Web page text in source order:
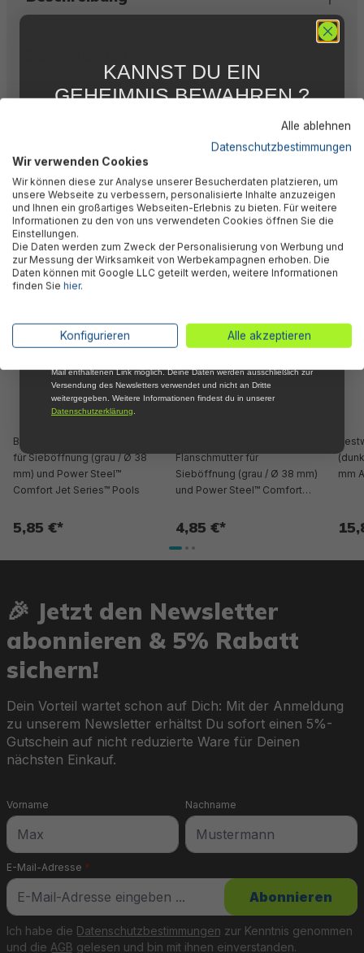
Herstellerinformation
Kunden kauften auch
Bestway® Ersatzteil Dichtung
für Sieböffnung (grau / Ø 38
mm) und Power Steel™
Comfort Jet Series™ Pools
5,85 €*
Flanschmutter für
Sieböffnung (grau / Ø 38 mm)
und Power Steel™ Comfort
4,85 €*
mm
🎉 Jetzt den Newsletter
abonnieren & 5% Rabatt
sichern!
Dein Vorteil wartet schon auf Dich: Mit der Anmeldung
zu unserem Newsletter erhältst Du sofort einen 5%-
Gutschein auf nicht reduzierte Ware für Deinen
nächsten Einkauf.
E-Mail-Adresse *
Vorname Nachname
Ich habe die Datenschutzbestimmungen zur Kenntnis genommen
und die AGB gelesen und bin mit ihnen einverstanden.
Abonnieren
Alle ablehnen
Datenschutzbestimmungen
Wir verwenden Cookies
Wir können diese zur Analyse unserer Besucherdaten platzieren, um
unsere Webseite zu verbessern, personalisierte Inhalte anzuzeigen
und Ihnen ein großartiges Webseiten-Erlebnis zu bieten. Für weitere
Informationen zu den von uns verwendeten Cookies öffnen Sie die
Einstellungen.
Die Daten werden zum Zweck der Personalisierung von Werbung und
zur Messung der Wirksamkeit von Werbekampagnen erhoben. Die
Daten können mit Google LLC geteilt werden, weitere Informationen
finden Sie hier.
Konfigurieren Alle akzeptieren
KANNST DU EIN
GEHEIMNIS BEWAHREN ?
FÜR DICH
Abonniere jetzt unseren kostenlosen
Newsletter, verpasse keine Neuigkeiten und
Aktionen mehr und sichere Dir 5 %
Willkommensrabatt auf nicht reduzierte Ware
bei Deiner ersten Bestellung !*
Email
*Mit der Anmeldung zum Newsletter stimmst du zu, regelmäßig per E-
Mail über aktuelle Angebote, Aktionen und Produktneuheiten
Mail enthaltenen Link möglich. Deine Daten werden ausschließlich zur
Versendung des Newsletters verwendet und nicht an Dritte
weitergegeben. Weitere Informationen findest du in unserer
Datenschutzerklärung